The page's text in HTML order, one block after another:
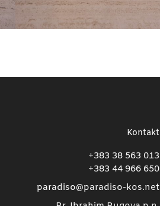
Kontakt
+383 38 563 013
+383 44 966 650
paradiso@paradiso-kos.net